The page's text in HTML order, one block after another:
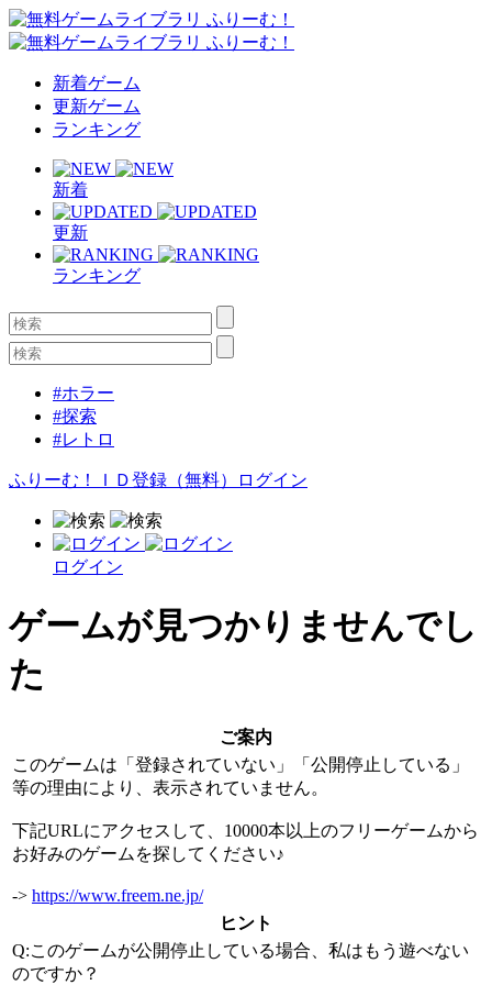
新着ゲーム
更新ゲーム
ランキング
新着
更新
ランキング
#ホラー
#探索
#レトロ
ふりーむ！ＩＤ登録（無料） ログイン
ログイン
ゲームが見つかりませんでし
た
ご案内
このゲームは「登録されていない」「公開停止している」
等の理由により、表示されていません。
下記URLにアクセスして、10000本以上のフリーゲームから
お好みのゲームを探してください♪
-> https://www.freem.ne.jp/
ヒント
Q:このゲームが公開停止している場合、私はもう遊べない
のですか？